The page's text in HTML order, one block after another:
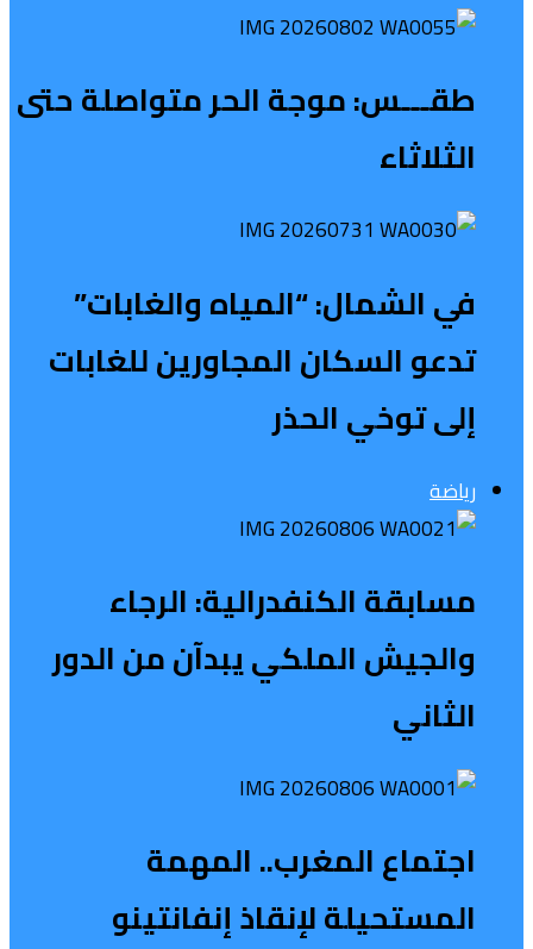
طقـــس: موجة الحر متواصلة حتى
الثلاثاء
في الشمال: “المياه والغابات”
تدعو السكان المجاورين للغابات
إلى توخي الحذر
رياضة
مسابقة الكنفدرالية: الرجاء
والجيش الملكي يبدآن من الدور
الثاني
اجتماع المغرب.. المهمة
المستحيلة لإنقاذ إنفانتينو